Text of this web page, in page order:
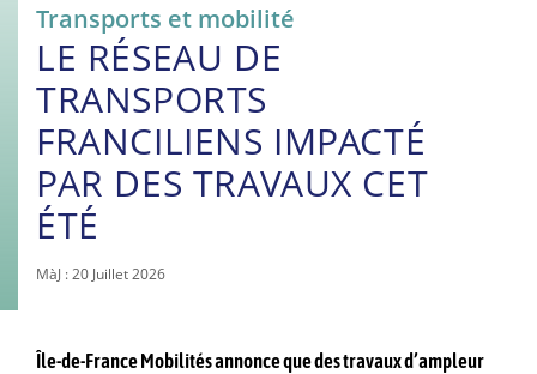
Transports et mobilité
LE RÉSEAU DE
TRANSPORTS
FRANCILIENS IMPACTÉ
PAR DES TRAVAUX CET
ÉTÉ
MàJ : 20 Juillet 2026
Île-de-France Mobilités annonce que des travaux d’ampleur